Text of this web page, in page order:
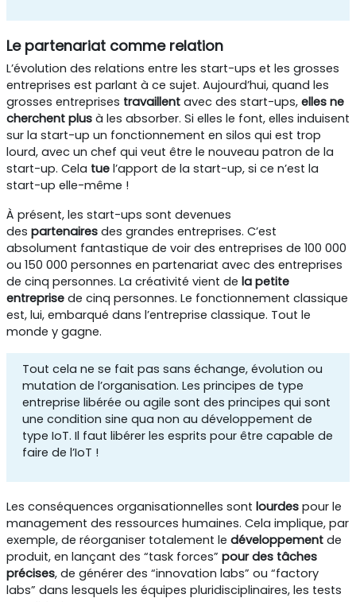
Le partenariat comme relation
L’évolution des relations entre les start-ups et les grosses
entreprises est parlant à ce sujet. Aujourd’hui, quand les
grosses entreprises travaillent avec des start-ups, elles ne
cherchent plus à les absorber. Si elles le font, elles induisent
sur la start-up un fonctionnement en silos qui est trop
lourd, avec un chef qui veut être le nouveau patron de la
start-up. Cela tue l’apport de la start-up, si ce n’est la
start-up elle-même !
À présent, les start-ups sont devenues
des partenaires des grandes entreprises. C’est
absolument fantastique de voir des entreprises de 100 000
ou 150 000 personnes en partenariat avec des entreprises
de cinq personnes. La créativité vient de la petite
entreprise de cinq personnes. Le fonctionnement classique
est, lui, embarqué dans l’entreprise classique. Tout le
monde y gagne.
Tout cela ne se fait pas sans échange, évolution ou
mutation de l’organisation. Les principes de type
entreprise libérée ou agile sont des principes qui sont
une condition sine qua non au développement de
type IoT. Il faut libérer les esprits pour être capable de
faire de l’IoT !
Les conséquences organisationnelles sont lourdes pour le
management des ressources humaines. Cela implique, par
exemple, de réorganiser totalement le développement de
produit, en lançant des “task forces” pour des tâches
précises, de générer des “innovation labs” ou “factory
labs” dans lesquels les équipes pluridisciplinaires, les tests